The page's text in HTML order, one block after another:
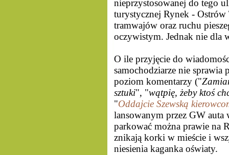
nieprzystosowanej do tego
turystycznej Rynek -
tramwajów oraz ruchu
oczywistym. Jednak nie dla
O ile przyjęcie do
samochodziarze nie
poziom komentarzy ("
sztuki", "wątpię, żeby ktoś
"Oddajcie Szewską
lansowanym przez GW auta
parkować można prawie na
znikają korki w mieście i
niesienia kaganka oświaty.